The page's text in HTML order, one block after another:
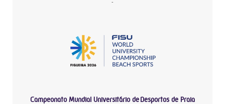
-
Campeonato Mundial Universitário de Desportos de Praia